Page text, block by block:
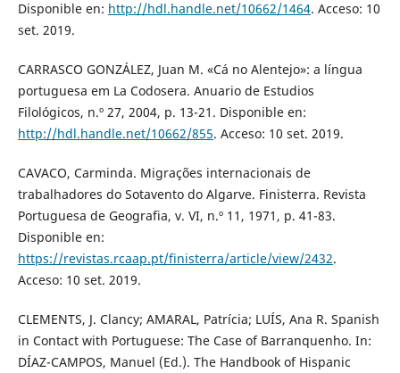
Disponible en: http://hdl.handle.net/10662/1464. Acceso: 10
set. 2019.
CARRASCO GONZÁLEZ, Juan M. «Cá no Alentejo»: a língua
portuguesa em La Codosera. Anuario de Estudios
Filológicos, n.º 27, 2004, p. 13-21. Disponible en:
http://hdl.handle.net/10662/855. Acceso: 10 set. 2019.
CAVACO, Carminda. Migrações internacionais de
trabalhadores do Sotavento do Algarve. Finisterra. Revista
Portuguesa de Geografia, v. VI, n.º 11, 1971, p. 41-83.
Disponible en:
https://revistas.rcaap.pt/finisterra/article/view/2432.
Acceso: 10 set. 2019.
CLEMENTS, J. Clancy; AMARAL, Patrícia; LUÍS, Ana R. Spanish
in Contact with Portuguese: The Case of Barranquenho. In:
DÍAZ-CAMPOS, Manuel (Ed.). The Handbook of Hispanic